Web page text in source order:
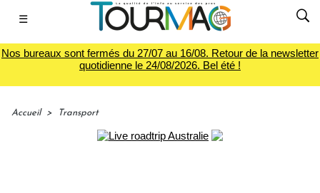
☰
Nos bureaux sont fermés du 27/07 au 16/08. Retour de la newsletter
quotidienne le 24/08/2026. Bel été !
Accueil > Transport